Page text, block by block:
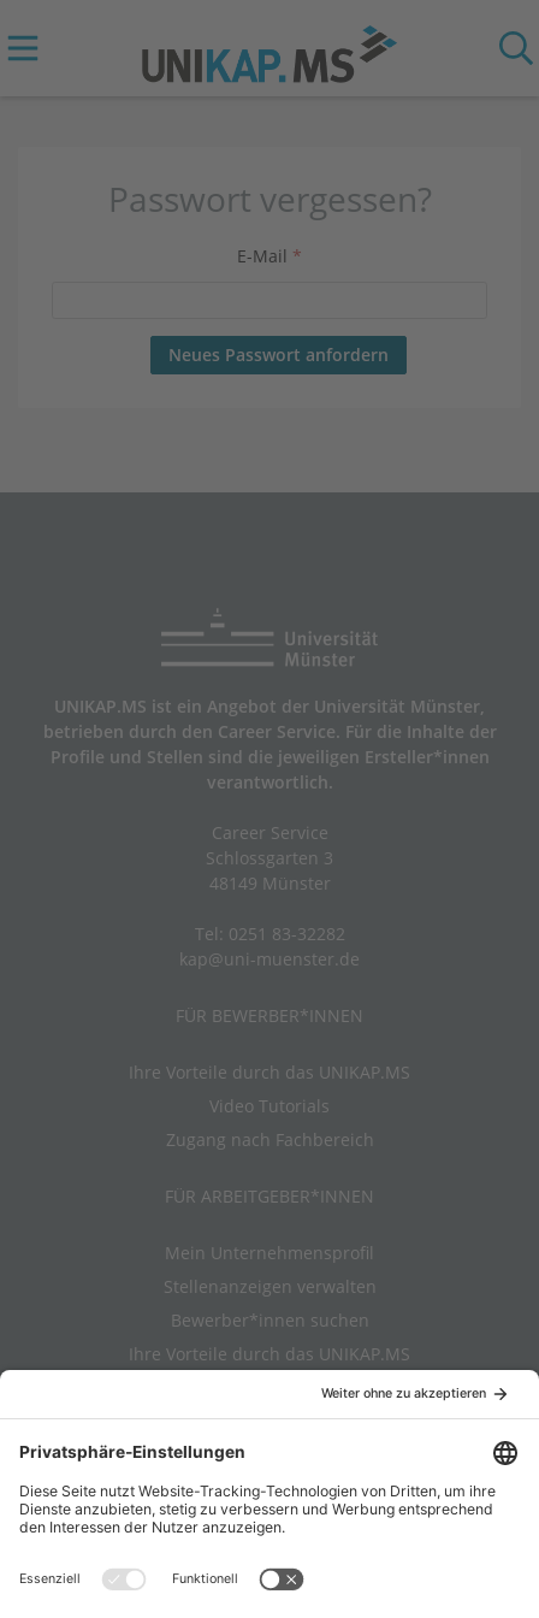
Passwort vergessen?
E-Mail *
UNIKAP.MS ist ein Angebot der Universität Münster,
betrieben durch den Career Service. Für die Inhalte der
Profile und Stellen sind die jeweiligen Ersteller*innen
verantwortlich.
Career Service
Schlossgarten 3
48149 Münster
Tel: 0251 83-32282
kap@uni-muenster.de
FÜR BEWERBER*INNEN
Ihre Vorteile durch das UNIKAP.MS
Video Tutorials
Zugang nach Fachbereich
FÜR ARBEITGEBER*INNEN
Mein Unternehmensprofil
Stellenanzeigen verwalten
Bewerber*innen suchen
Ihre Vorteile durch das UNIKAP.MS
Video Tutorials
ALLGEMEIN
Über Uns
AGB
Datenschutz